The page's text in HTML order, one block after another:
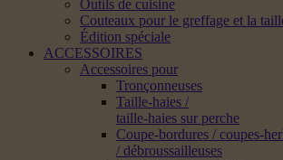
Outils de cuisine
Couteaux pour le greffage et la
Édition spéciale
ACCESSOIRES
Accessoires pour
Tronçonneuses
Taille-haies /
taille-haies sur perche
Coupe-bordures / coupes-
/ débroussailleuses